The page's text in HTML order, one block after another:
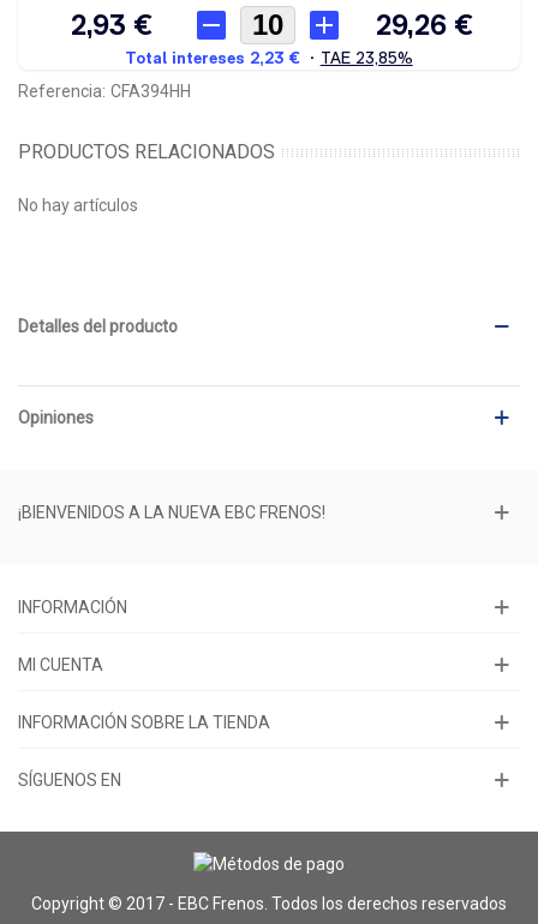
Referencia: CFA394HH
PRODUCTOS RELACIONADOS
No hay artículos
Detalles del producto
Opiniones
¡BIENVENIDOS A LA NUEVA EBC FRENOS!
INFORMACIÓN
MI CUENTA
INFORMACIÓN SOBRE LA TIENDA
SÍGUENOS EN
Copyright © 2017 - EBC Frenos. Todos los derechos reservados